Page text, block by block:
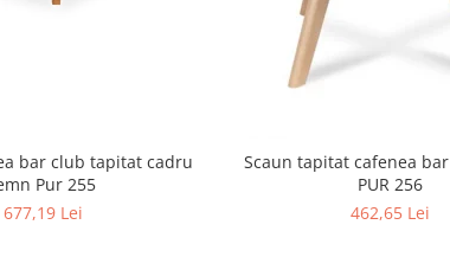
bar club tapitat cadru
Pur 255
677,19 Lei
Scaun tapitat cafenea bar restaurant
PUR 256
462,65 Lei